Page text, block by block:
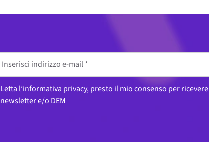
Letta l’informativa privacy, presto il mio consenso per ricevere
newsletter e/o DEM